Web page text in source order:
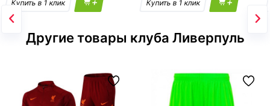
Другие товары клуба Ливерпуль